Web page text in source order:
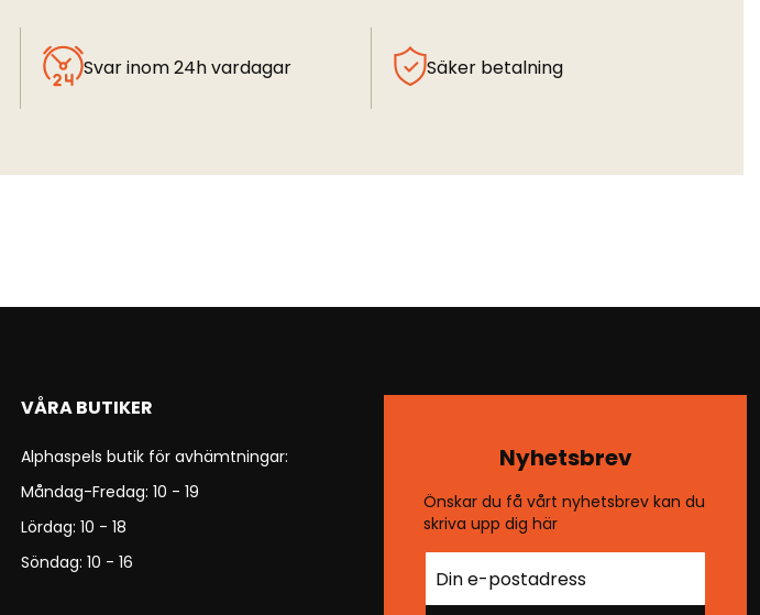
Svar inom 24h vardagar Säker betalning
VÅRA BUTIKER
Alphaspels butik för avhämtningar:
Måndag-Fredag: 10 - 19
Lördag: 10 - 18
Söndag: 10 - 16
Nyhetsbrev
Önskar du få vårt nyhetsbrev kan du
skriva upp dig här